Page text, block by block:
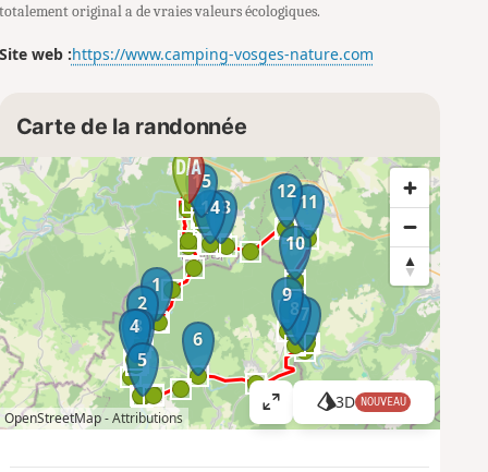
totalement original a de vraies valeurs écologiques.
Site web :https://www.camping-vosges-nature.com
Carte de la randonnée
1
2
3
4
5
6
7
8
9
10
11
12
13
14
15
OpenStreetMap -Attributions
A
ff
3D NOUVEAU